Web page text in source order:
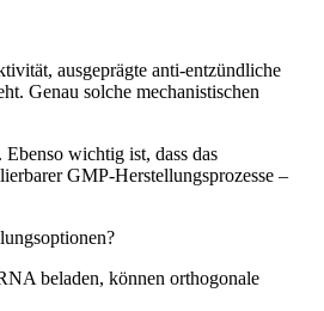
ausgeprägte anti-entzündliche
Genau solche mechanistischen
wichtig ist, dass das
GMP-Herstellungsprozesse –
beladen, können orthogonale